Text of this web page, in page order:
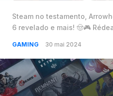
Steam no testamento,
6 revelado e mais! 🤠🎮
GAMING 30 mai 2024